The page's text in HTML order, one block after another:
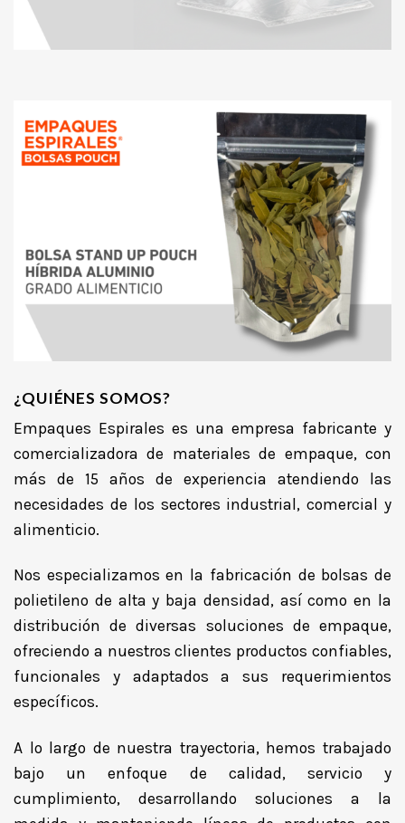
¿QUIÉNES SOMOS?
Empaques Espirales es una empresa fabricante y
comercializadora de materiales de empaque, con
más de 15 años de experiencia atendiendo las
necesidades de los sectores industrial, comercial y
alimenticio.
Nos especializamos en la fabricación de bolsas de
polietileno de alta y baja densidad, así como en la
distribución de diversas soluciones de empaque,
ofreciendo a nuestros clientes productos confiables,
funcionales y adaptados a sus requerimientos
específicos.
A lo largo de nuestra trayectoria, hemos trabajado
bajo un enfoque de calidad, servicio y
cumplimiento, desarrollando soluciones a la